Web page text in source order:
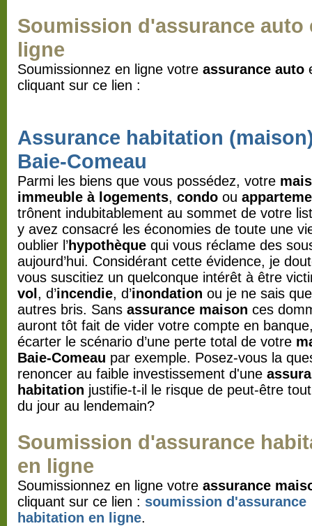
Soumission d'assurance auto
ligne
Soumissionnez en ligne votre assurance auto
cliquant sur ce lien :
Assurance habitation
Baie-Comeau
Parmi les biens que vous possédez, votre
immeuble à logements, condo ou
trônent indubitablement au sommet de votre
y avez consacré les économies de toute une
oublier l’hypothèque qui vous réclame des
aujourd’hui. Considérant cette évidence, je
vous suscitiez un quelconque intérêt à être
vol , d’incendie, d’inondation ou je ne sais
autres bris. Sans assurance maison ces
auront tôt fait de vider votre compte en
écarter le scénario d’une perte total de votre
Baie-Comeau par exemple. Posez-vous la
renoncer au faible investissement d'une
habitation justifie-t-il le risque de peut-être
du jour au lendemain?
Soumission d'assurance
en ligne
Soumissionnez en ligne votre assurance
cliquant sur ce lien : soumission d'assurance
habitation en ligne.